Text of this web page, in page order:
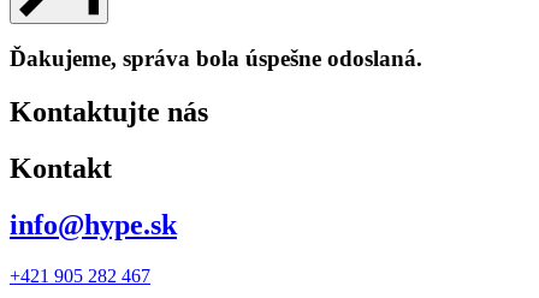
Ďakujeme, správa bola úspešne odoslaná.
Kontaktujte nás
Kontakt
info@hype.sk
+421 905 282 467